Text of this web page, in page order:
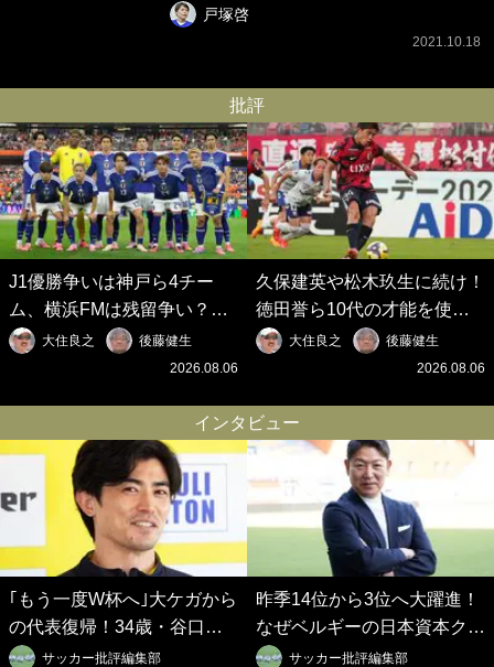
戸塚啓
2021.10.18
批評
J1優勝争いは神戸ら4チー
ム、横浜FMは残留争い？大
混戦のJ2はRB大宮に注目！
歴代最強の日本代表をJリー
の秋春制｣の大激論】(6)
大住良之
後藤健生
2026.08.06
久保建英や松木玖生に続け！
徳田誉ら10代の才能を使い
切れないJクラブの課題と、
｢0円欧州移籍｣撲滅への処方
春制｣の大激論】(5)
大住良之
後藤健生
2026.08.06
インタビュー
｢もう一度W杯へ｣大ケガから
の代表復帰！34歳・谷口彰
悟の奇跡を支えた日本資本の
サッカー批評編集部
昨季14位から3位へ大躍進！
なぜベルギーの日本資本クラ
ブは創設102年目に歴史的快
サッカー批評編集部